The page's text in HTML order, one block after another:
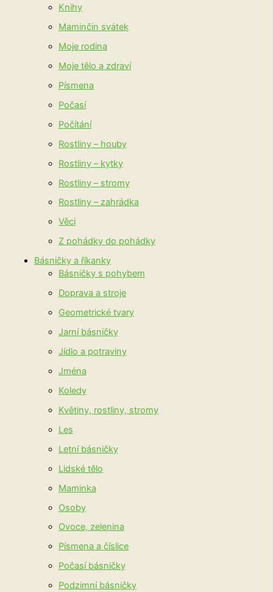
Knihy
Maminčin svátek
Moje rodina
Moje tělo a zdraví
Písmena
Počasí
Počítání
Rostliny – houby
Rostliny – kytky
Rostliny – stromy
Rostliny – zahrádka
Věci
Z pohádky do pohádky
Básničky a říkanky
Básničky s pohybem
Doprava a stroje
Geometrické tvary
Jarní básničky
Jídlo a potraviny
Jména
Koledy
Květiny, rostliny, stromy
Les
Letní básničky
Lidské tělo
Maminka
Osoby
Ovoce, zelenina
Písmena a číslice
Počasí básničky
Podzimní básničky